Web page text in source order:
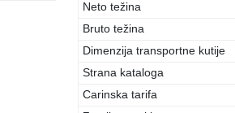
Neto težina
Bruto težina
Dimenzija transportne kutije
Strana kataloga
Carinska tarifa